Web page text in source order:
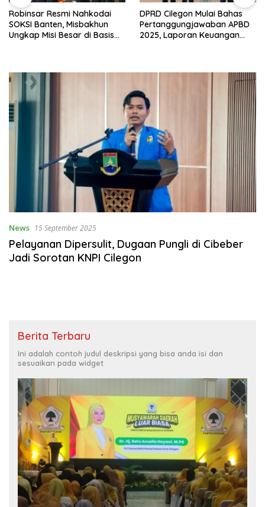
Robinsar Resmi Nahkodai
SOKSI Banten, Misbakhun
Ungkap Misi Besar di Basis
DPRD Cilegon Mulai Bahas
Pertanggungjawaban APBD
2025, Laporan Keuangan
News 15 September 2025
Pelayanan Dipersulit, Dugaan Pungli di Cibeber
Jadi Sorotan KNPI Cilegon
Berita Terbaru
Ini adalah contoh judul deskripsi yang bisa anda isi dan
sesuaikan pada widget